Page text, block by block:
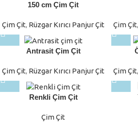
150 cm Çim Çit
Çim Çit, Rüzgar Kırıcı Panjur Çit Çim Çit,
Antrasit Çim Çit
Çim Çit, Rüzgar Kırıcı Panjur Çit Çim Çit,
Renkli Çim Çit
Çim Çit